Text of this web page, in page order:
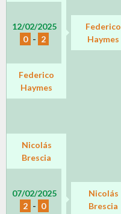
12/02/2025
0 - 2
Federico
Haymes
Federico
Haymes
Nicolás
Brescia
07/02/2025
2 - 0
Nicolás
Brescia